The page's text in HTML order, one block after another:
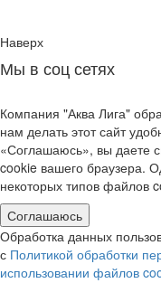
Наверх
Мы в соц сетях
Компания "Аква Лига"
нам делать этот сайт
«Соглашаюсь», вы даете
cookie вашего браузера.
некоторых типов файлов
Соглашаюсь
Обработка данных
с Политикой обработки
использовании файлов